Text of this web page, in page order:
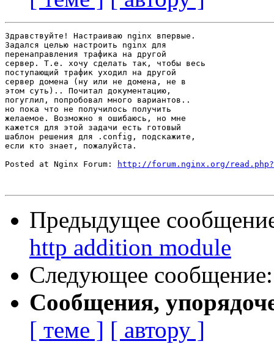
Здравствуйте! Настраиваю nginx впервые.
Задался целью настроить nginx для
перенаправления трафика на другой
сервер. Т.е. хочу сделать так, чтобы весь
поступающий трафик уходил на другой
сервер домена (ну или не домена, не в
этом суть).. Почитал документацию,
погуглил, попробовал много вариантов..
но пока что не получилось получить
желаемое. Возможно я ошибаюсь, но мне
кажется для этой задачи есть готовый
шаблон решения для .config, подскажите,
если кто знает, пожалуйста.
Posted at Nginx Forum:
http://forum.nginx.org/
Предыдущее
http addition module
Следующее
Сообщения,
[ теме ] [ автору ]